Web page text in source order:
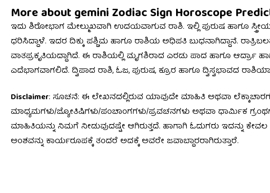
More about gemini Zodiac Sign Horoscope
ಇದು ಶಿರೋಭಾಗ ಮೇಲ್ಮುಖವಾಗಿ ಉದಯವಾಗುವ ರಾಶಿ. ಇಲ್ಲಿ ಪುರುಷ ಹಾಗೂ
ಧರಿಸಿದ್ದಾಳೆ. ಇದರ ದಿಕ್ಕು ಪಶ್ಚಿಮ ಹಾಗೂ ರಾಶಿಯ ಅಧಿಪತಿ ಬುಧನಾಗಿದ್ದಾನೆ.
ವಾತಪ್ರಕೃತಿಯದ್ದಾಗಿದೆ. ಈ ರಾಶಿಯಲ್ಲಿ ಮೃಗಶಿರಾದ ಎರಡು ಪಾದ ಹಾಗೂ ಆರ್ದ್ರಾ
ಎದೆಭಾಗವಾಗಲಿದೆ. ದ್ವಿಪಾದ ರಾಶಿ, ಓಜ, ಪುರುಷ, ಕ್ರೂರ ಹಾಗೂ ದ್ವಿಸ್ವಭಾವದ
Disclaimer: ಸೂಚನೆ: ಈ ಲೇಖನದಲ್ಲಿರುವ ಯಾವುದೇ ಮಾಹಿತಿ ಅಥವಾ
ಮಾಧ್ಯಮಗಳು/ಜ್ಯೋತಿಷಿಗಳು/ಪಂಚಾಂಗಗಳು/ಪ್ರವಚನಗಳು ಅಥವಾ ಧಾರ್ಮಿಕ
ಮಾಹಿತಿಯನ್ನು ನಿಮಗೆ ನೀಡುವುದಷ್ಟೇ ಆಗಿರುತ್ತದೆ. ಹಾಗಾಗಿ ಓದುಗರು ಇದನ್ನು
ಅಂಶವನ್ನು ಕಾರ್ಯರೂಪಕ್ಕೆ ತಂದರೆ ಅದಕ್ಕೆ ಅವರೇ ಜವಾಬ್ದಾರರಾಗಿರುತ್ತಾರೆ.